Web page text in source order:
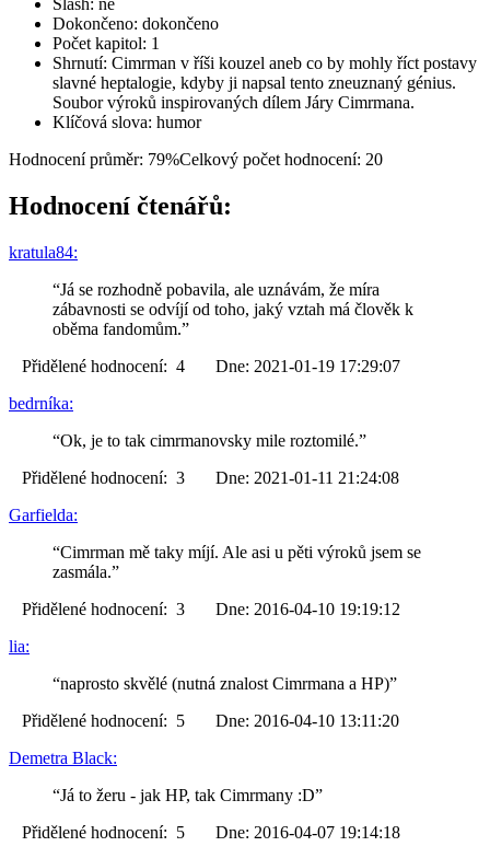
Dokončeno: dokončeno
Počet kapitol: 1
Shrnutí: Cimrman v říši kouzel aneb co by mohly říct postavy
slavné heptalogie, kdyby ji napsal tento zneuznaný génius.
Soubor výroků inspirovaných dílem Járy Cimrmana.
Klíčová slova: humor
Hodnocení průměr: 79%Celkový počet hodnocení: 20
Hodnocení čtenářů:
kratula84:
“Já se rozhodně pobavila, ale uznávám, že míra
zábavnosti se odvíjí od toho, jaký vztah má člověk k
oběma fandomům.”
Přidělené hodnocení: 4 Dne: 2021-01-19 17:29:07
bedrníka:
“Ok, je to tak cimrmanovsky mile roztomilé.”
Přidělené hodnocení: 3 Dne: 2021-01-11 21:24:08
Garfielda:
“Cimrman mě taky míjí. Ale asi u pěti výroků jsem se
zasmála.”
Přidělené hodnocení: 3 Dne: 2016-04-10 19:19:12
lia:
“naprosto skvělé (nutná znalost Cimrmana a HP)”
Přidělené hodnocení: 5 Dne: 2016-04-10 13:11:20
Demetra Black:
“Já to žeru - jak HP, tak Cimrmany :D”
Přidělené hodnocení: 5 Dne: 2016-04-07 19:14:18